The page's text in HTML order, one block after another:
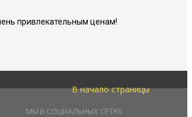
привлекательным ценам!
В начало страницы
МЫ В СОЦИАЛЬНЫХ СЕТЯХ